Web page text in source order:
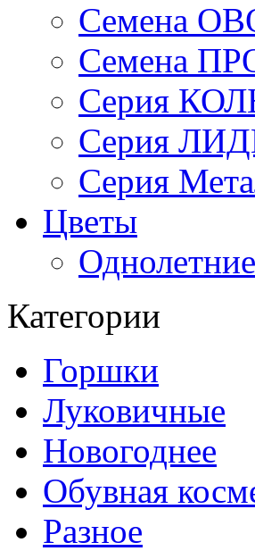
Семена
Семена
Серия
Серия
Серия
Цветы
Однолетние
Категории
Горшки
Луковичные
Новогоднее
Обувная
Разное